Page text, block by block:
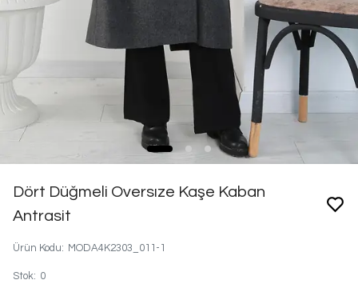
Dört Düğmeli Oversıze Kaşe Kaban
Antrasit
Ürün Kodu: MODA4K2303_011-1
Stok: 0